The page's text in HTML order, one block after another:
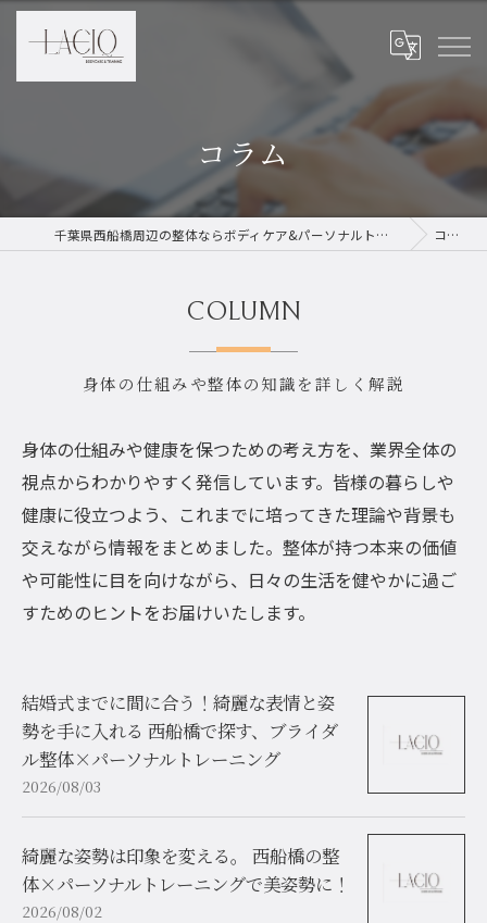
コラム
千葉県西船橋周辺の整体ならボディケア&パーソナルトレーニング LACIQ コラム
COLUMN
身体の仕組みや整体の知識を詳しく解説
身体の仕組みや健康を保つための考え方を、業界全体の
視点からわかりやすく発信しています。皆様の暮らしや
健康に役立つよう、これまでに培ってきた理論や背景も
交えながら情報をまとめました。整体が持つ本来の価値
や可能性に目を向けながら、日々の生活を健やかに過ご
すためのヒントをお届けいたします。
結婚式までに間に合う！綺麗な表情と姿
勢を手に入れる 西船橋で探す、ブライダ
ル整体×パーソナルトレーニング
2026/08/03
綺麗な姿勢は印象を変える。 西船橋の整
体×パーソナルトレーニングで美姿勢に！
2026/08/02